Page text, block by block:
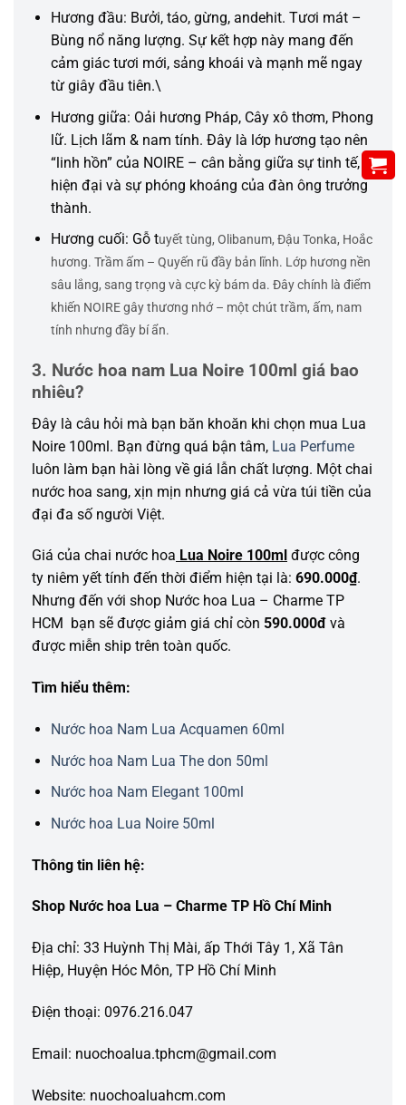
Hương đầu: Bưởi, táo, gừng, andehit. Tươi mát –
Bùng nổ năng lượng. Sự kết hợp này mang đến
cảm giác tươi mới, sảng khoái và mạnh mẽ ngay
từ giây đầu tiên.\
Hương giữa: Oải hương Pháp, Cây xô thơm, Phong
lữ. Lịch lãm & nam tính. Đây là lớp hương tạo nên
“linh hồn” của NOIRE – cân bằng giữa sự tinh tế,
hiện đại và sự phóng khoáng của đàn ông trưởng
thành.
Hương cuối: Gỗ tuyết tùng, Olibanum, Đậu Tonka, Hoắc
hương. Trầm ấm – Quyến rũ đầy bản lĩnh. Lớp hương nền
sâu lắng, sang trọng và cực kỳ bám da. Đây chính là điểm
khiến NOIRE gây thương nhớ – một chút trầm, ấm, nam
tính nhưng đầy bí ẩn.
3. Nước hoa nam Lua Noire 100ml giá bao
nhiêu?
Đây là câu hỏi mà bạn băn khoăn khi chọn mua Lua
Noire 100ml. Bạn đừng quá bận tâm, Lua Perfume
luôn làm bạn hài lòng về giá lẫn chất lượng. Một chai
nước hoa sang, xịn mịn nhưng giá cả vừa túi tiền của
đại đa số người Việt.
Giá của chai nước hoa Lua Noire 100ml được công
ty niêm yết tính đến thời điểm hiện tại là: 690.000₫.
Nhưng đến với shop Nước hoa Lua – Charme TP
HCM bạn sẽ được giảm giá chỉ còn 590.000đ và
được miễn ship trên toàn quốc.
Tìm hiểu thêm:
Nước hoa Nam Lua Acquamen 60ml
Nước hoa Nam Lua The don 50ml
Nước hoa Nam Elegant 100ml
Nước hoa Lua Noire 50ml
Thông tin liên hệ:
Shop Nước hoa Lua – Charme TP Hồ Chí Minh
Địa chỉ: 33 Huỳnh Thị Mài, ấp Thới Tây 1, Xã Tân
Hiệp, Huyện Hóc Môn, TP Hồ Chí Minh
Điện thoại: 0976.216.047
Email: nuochoalua.tphcm@gmail.com
Website: nuochoaluahcm.com